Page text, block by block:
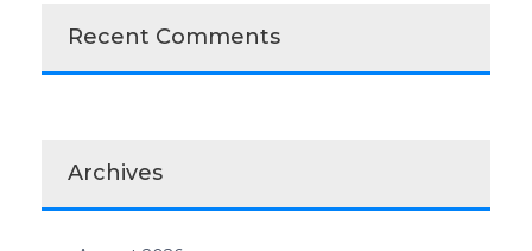
Recent Comments
Archives